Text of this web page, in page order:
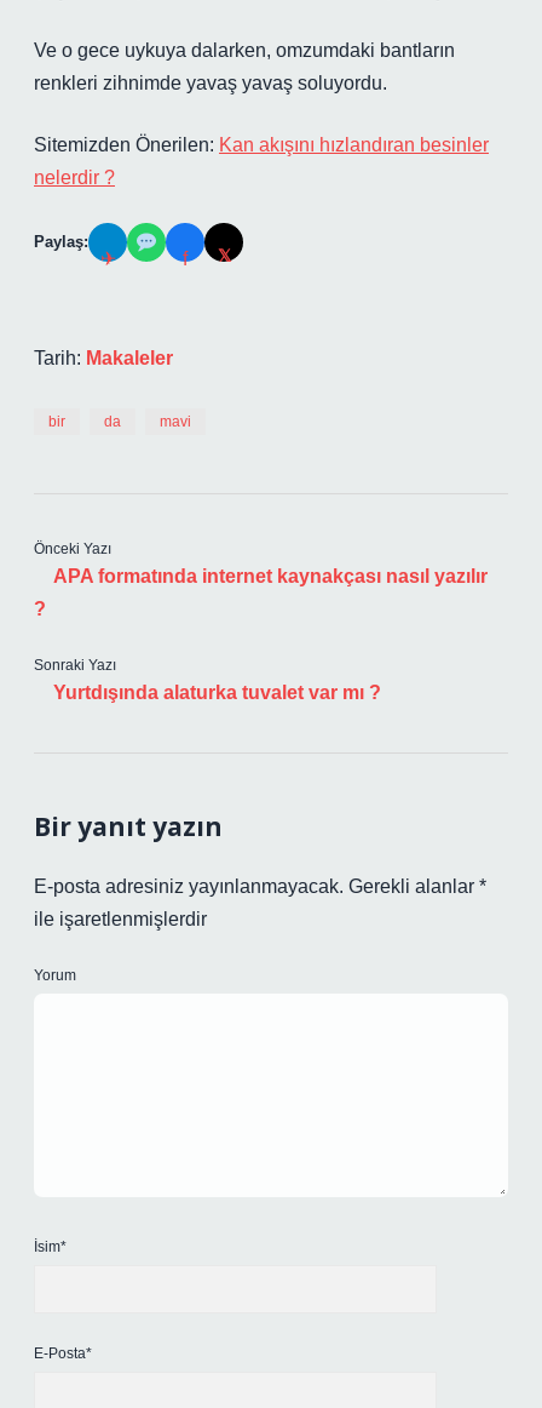
Ve o gece uykuya dalarken, omzumdaki bantların
renkleri zihnimde yavaş yavaş soluyordu.
Sitemizden Önerilen: Kan akışını hızlandıran besinler
nelerdir ?
Paylaş:
✈ f 𝕏
Tarih: Makaleler
bir da mavi
Önceki Yazı
APA formatında internet kaynakçası nasıl yazılır
?
Sonraki Yazı
Yurtdışında alaturka tuvalet var mı ?
Bir yanıt yazın
E-posta adresiniz yayınlanmayacak. Gerekli alanlar *
ile işaretlenmişlerdir
Yorum
İsim*
E-Posta*